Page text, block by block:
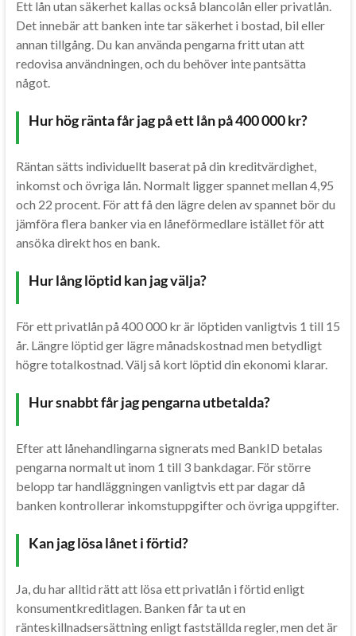
Ett lån utan säkerhet kallas också blancolån eller privatlån.
Det innebär att banken inte tar säkerhet i bostad, bil eller
annan tillgång. Du kan använda pengarna fritt utan att
redovisa användningen, och du behöver inte pantsätta
något.
Hur hög ränta får jag på ett lån på 400 000 kr?
Räntan sätts individuellt baserat på din kreditvärdighet,
inkomst och övriga lån. Normalt ligger spannet mellan 4,95
och 22 procent. För att få den lägre delen av spannet bör du
jämföra flera banker via en låneförmedlare istället för att
ansöka direkt hos en bank.
Hur lång löptid kan jag välja?
För ett privatlån på 400 000 kr är löptiden vanligtvis 1 till 15
år. Längre löptid ger lägre månadskostnad men betydligt
högre totalkostnad. Välj så kort löptid din ekonomi klarar.
Hur snabbt får jag pengarna utbetalda?
Efter att lånehandlingarna signerats med BankID betalas
pengarna normalt ut inom 1 till 3 bankdagar. För större
belopp tar handläggningen vanligtvis ett par dagar då
banken kontrollerar inkomstuppgifter och övriga uppgifter.
Kan jag lösa lånet i förtid?
Ja, du har alltid rätt att lösa ett privatlån i förtid enligt
konsumentkreditlagen. Banken får ta ut en
ränteskillnadsersättning enligt fastställda regler, men det är